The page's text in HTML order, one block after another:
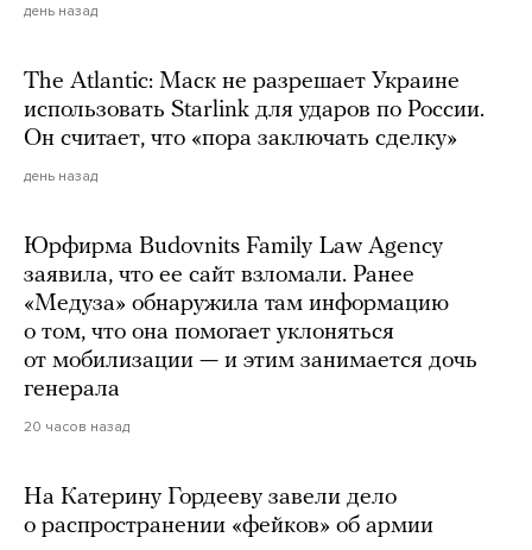
день назад
The Atlantic: Маск не разрешает Украине
использовать Starlink для ударов по России.
Он считает, что «пора заключать сделку»
день назад
Юрфирма Budovnits Family Law Agency
заявила, что ее сайт взломали. Ранее
«Медуза» обнаружила там информацию
о том, что она помогает уклоняться
от мобилизации — и этим занимается дочь
генерала
20 часов назад
На Катерину Гордееву завели дело
о распространении «фейков» об армии